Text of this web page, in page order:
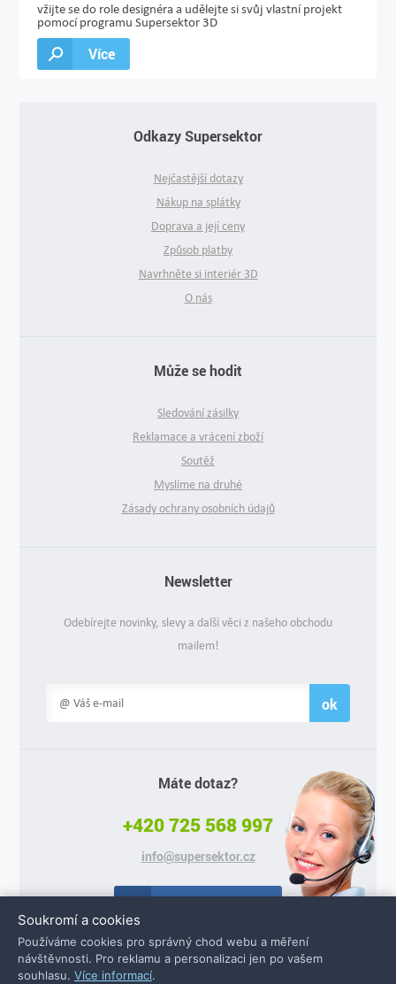
vžijte se do role designéra a udělejte si svůj vlastní projekt
pomocí programu Supersektor 3D
Více
Odkazy Supersektor
Nejčastější dotazy
Nákup na splátky
Doprava a její ceny
Způsob platby
Navrhněte si interiér 3D
O nás
Může se hodit
Sledování zásilky
Reklamace a vrácení zboží
Soutěž
Myslíme na druhé
Zásady ochrany osobních údajů
Newsletter
Odebírejte novinky, slevy a další věci z našeho obchodu
mailem!
ok
Máte dotaz?
+420 725 568 997
info@supersektor.cz
Soukromí a cookies
Používáme cookies pro správný chod webu a měření
návštěvnosti. Pro reklamu a personalizaci jen po vašem
souhlasu. Více informací.